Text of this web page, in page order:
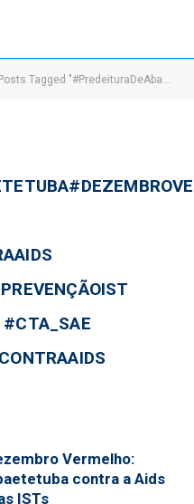
Posts Tagged "#PredeituraDeAbaetetuba#DezembroVermelho #Abaetetuba #AbaetetubaContraAIDS #LutaContraAIDS #PrevençãoIST #SaúdeAbaetetuba #CTA_SAE #DiaMundialDeLutaContraAIDS #TestagemRápida"
Vermelho:
contra a Aids
ISTs